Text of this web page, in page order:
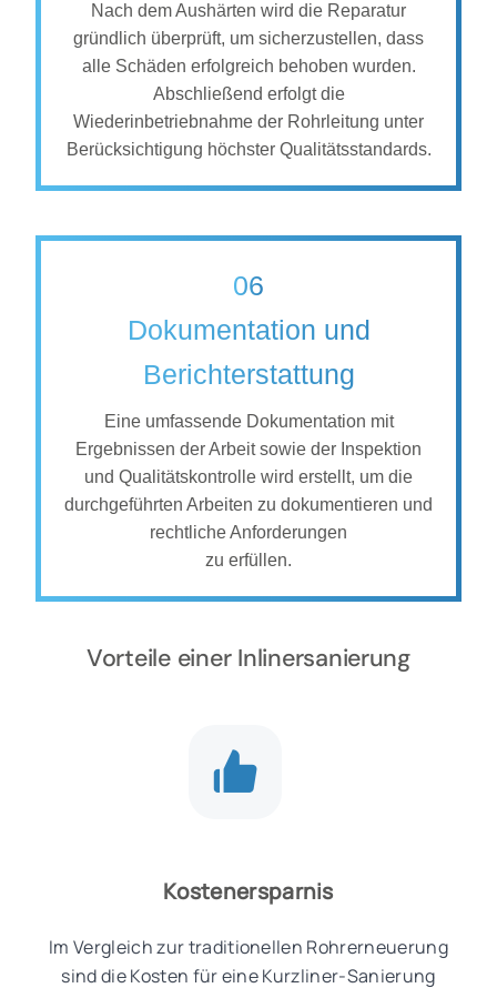
Nach dem Aushärten wird die Reparatur
gründlich überprüft, um sicherzustellen, dass
alle Schäden erfolgreich behoben wurden.
Abschließend erfolgt die
Wiederinbetriebnahme der Rohrleitung unter
Berücksichtigung höchster Qualitätsstandards.
06
Dokumentation und
Berichterstattung
Eine umfassende Dokumentation mit
Ergebnissen der Arbeit sowie der Inspektion
und Qualitätskontrolle wird erstellt, um die
durchgeführten Arbeiten zu dokumentieren und
rechtliche Anforderungen
zu erfüllen.
Vorteile einer Inlinersanierung
Kostenersparnis
Im Vergleich zur traditionellen Rohrerneuerung
sind die Kosten für eine Kurzliner-Sanierung